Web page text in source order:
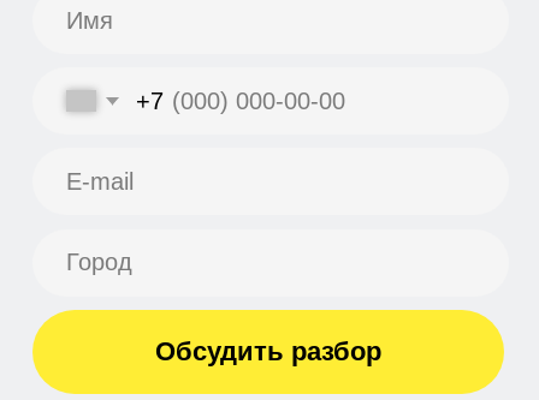
Обсудить разбор
разбор бизнеса
за 1–2 дня